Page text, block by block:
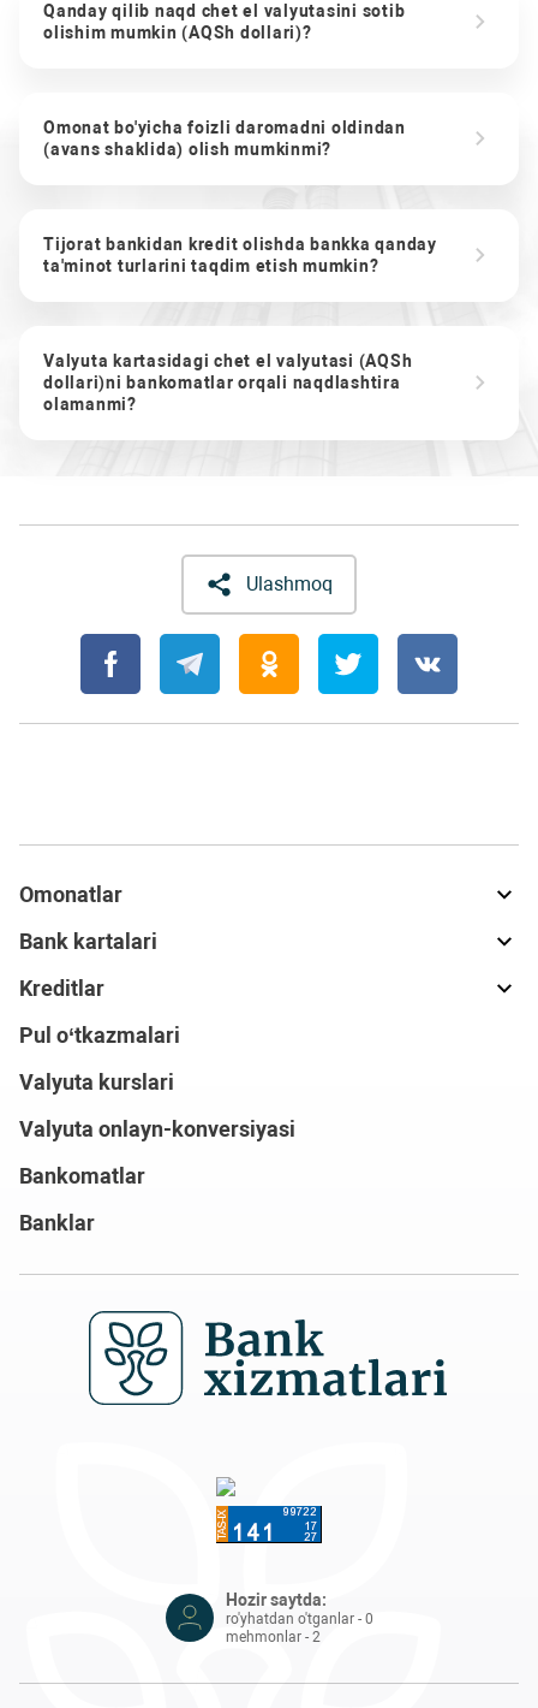
Qanday qilib naqd chet el valyutasini sotib
olishim mumkin (AQSh dollari)?
Omonat bo'yicha foizli daromadni oldindan
(avans shaklida) olish mumkinmi?
Tijorat bankidan kredit olishda bankka qanday
ta'minot turlarini taqdim etish mumkin?
Valyuta kartasidagi chet el valyutasi (AQSh
dollari)ni bankomatlar orqali naqdlashtira
olamanmi?
Ulashmoq
Omonatlar
Bank kartalari
Kreditlar
Pul o‘tkazmalari
Valyuta kurslari
Valyuta onlayn-konversiyasi
Bankomatlar
Banklar
Hozir saytda:
ro'yhatdan o'tganlar - 0
mehmonlar - 2